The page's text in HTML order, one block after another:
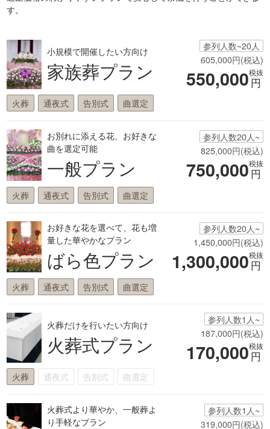
す。
小規模で開催したい方向け
家族葬プラン
参列人数~20人
605,000円(税込)
550,000税抜
円
火葬 通夜式 告別式 曲選定
お別れに添える花、お好きな
曲を選定可能
一般プラン
参列人数20人~
825,000円(税込)
750,000税抜
円
火葬 通夜式 告別式 曲選定
お好きな花を選べて、花も増
量した華やかなプラン
ばら色プラン
参列人数20人~
1,450,000円(税込)
1,300,000税抜
円
火葬 通夜式 告別式 曲選定
火葬だけを行いたい方向け
火葬式プラン
参列人数1人~
187,000円(税込)
170,000税抜
円
火葬 通夜式 告別式 曲選定
火葬式より華やか、一般葬よ
り手軽なプラン
参列人数1人~
319,000円(税込)